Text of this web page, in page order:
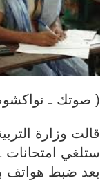
( صوتك ـ
قالت وزارة
بعد ضبط هواتف